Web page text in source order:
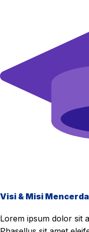
Visi & Misi
Lorem ipsum dolor sit